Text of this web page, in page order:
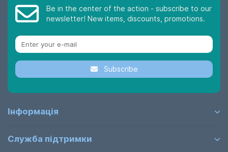
Be in the center of the action - subscribe to our
newsletter! New items, discounts, promotions.
Subscribe
Інформація
Служба підтримки